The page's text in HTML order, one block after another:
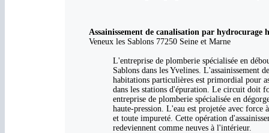
Assainissement de canalisation par hydrocurage
Veneux les Sablons 77250 Seine et Marne
L'entreprise de plomberie spécialisée en
Sablons dans les Yvelines. L'assainissement
habitations particulières est primordial pour
dans les stations d'épuration. Le circuit doit
entreprise de plomberie spécialisée en
haute-pression. L'eau est projetée avec
et toute impureté. Cette opération
redeviennent comme neuves à l'intérieur.